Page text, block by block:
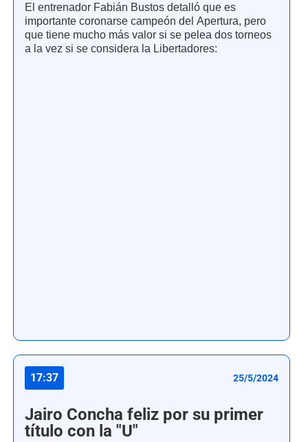
El entrenador Fabián Bustos detalló que es
importante coronarse campeón del Apertura, pero
que tiene mucho más valor si se pelea dos torneos
a la vez si se considera la Libertadores:
17:37 25/5/2024
Jairo Concha feliz por su primer
título con la "U"